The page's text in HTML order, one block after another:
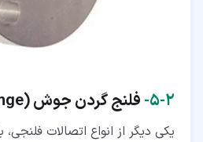
۲‏-‏۵‏- فلنج گردن جوش (Weld Neck Flange
یکی دیگر از انواع اتصالات